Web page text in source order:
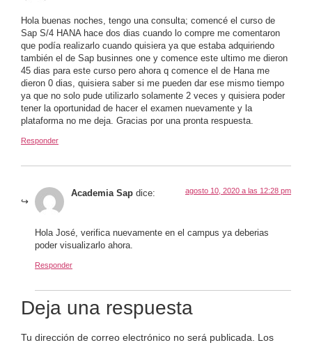
Hola buenas noches, tengo una consulta; comencé el curso de
Sap S/4 HANA hace dos dias cuando lo compre me comentaron
que podía realizarlo cuando quisiera ya que estaba adquiriendo
también el de Sap businnes one y comence este ultimo me dieron
45 dias para este curso pero ahora q comence el de Hana me
dieron 0 dias, quisiera saber si me pueden dar ese mismo tiempo
ya que no solo pude utilizarlo solamente 2 veces y quisiera poder
tener la oportunidad de hacer el examen nuevamente y la
plataforma no me deja. Gracias por una pronta respuesta.
Responder
Academia Sap dice: agosto 10, 2020 a las 12:28 pm
Hola José, verifica nuevamente en el campus ya deberias
poder visualizarlo ahora.
Responder
Deja una respuesta
Tu dirección de correo electrónico no será publicada.
Los